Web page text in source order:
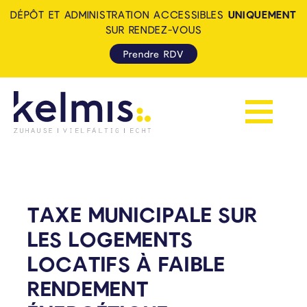
Afficher la
DÉPÔT ET ADMINISTRATION ACCESSIBLES UNIQUEMENT
SUR RENDEZ-VOUS
Prendre RDV
TAXE MUNICIPALE SUR
LES LOGEMENTS
LOCATIFS À FAIBLE
RENDEMENT